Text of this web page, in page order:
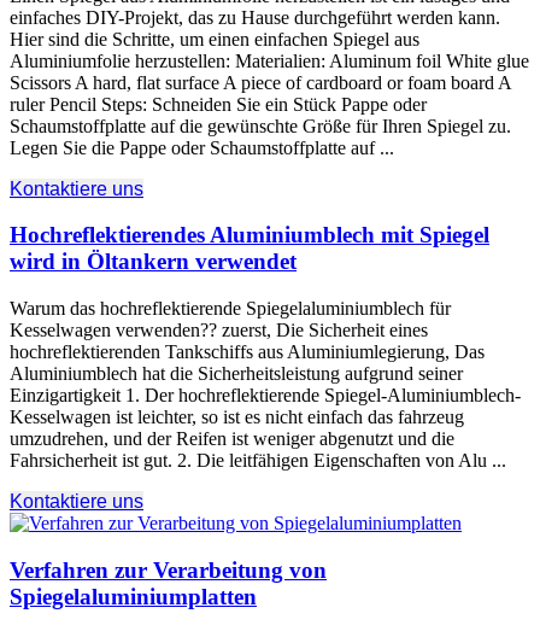
einfaches DIY-Projekt, das zu Hause durchgeführt werden kann.
Hier sind die Schritte, um einen einfachen Spiegel aus
Aluminiumfolie herzustellen: Materialien: Aluminum foil White glue
Scissors A hard, flat surface A piece of cardboard or foam board A
ruler Pencil Steps: Schneiden Sie ein Stück Pappe oder
Schaumstoffplatte auf die gewünschte Größe für Ihren Spiegel zu.
Legen Sie die Pappe oder Schaumstoffplatte auf ...
Kontaktiere uns
Hochreflektierendes Aluminiumblech mit Spiegel
wird in Öltankern verwendet
Warum das hochreflektierende Spiegelaluminiumblech für
Kesselwagen verwenden?? zuerst, Die Sicherheit eines
hochreflektierenden Tankschiffs aus Aluminiumlegierung, Das
Aluminiumblech hat die Sicherheitsleistung aufgrund seiner
Einzigartigkeit 1. Der hochreflektierende Spiegel-Aluminiumblech-
Kesselwagen ist leichter, so ist es nicht einfach das fahrzeug
umzudrehen, und der Reifen ist weniger abgenutzt und die
Fahrsicherheit ist gut. 2. Die leitfähigen Eigenschaften von Alu ...
Kontaktiere uns
Verfahren zur Verarbeitung von
Spiegelaluminiumplatten